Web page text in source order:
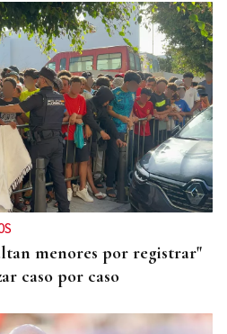
menores por registrar"
caso por caso